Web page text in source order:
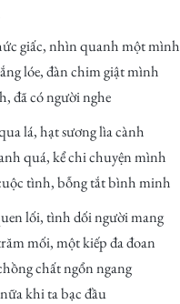
giấc, nhìn quanh một mình
lóe, đàn chim giật mình
đã có người nghe
lá, hạt sương lìa cành
quá, kể chi chuyện mình
tình, bỗng tắt bình minh
lối, tình dối người mang
mối, một kiếp đa đoan
chất ngổn ngang
khi ta bạc đầu